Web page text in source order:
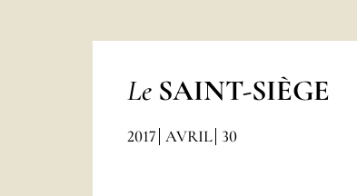
Le SAINT-SIÈGE
2017 AVRIL 30